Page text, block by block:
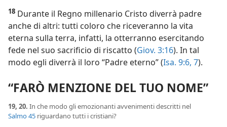
18 Durante il Regno millenario Cristo diverrà padre
anche di altri: tutti coloro che riceveranno la vita
eterna sulla terra, infatti, la otterranno esercitando
fede nel suo sacrificio di riscatto (Giov. 3:16). In tal
modo egli diverrà il loro “Padre eterno” (Isa. 9:6, 7).
“FARÒ MENZIONE DEL TUO NOME”
19, 20. In che modo gli emozionanti avvenimenti descritti nel
Salmo 45 riguardano tutti i cristiani?